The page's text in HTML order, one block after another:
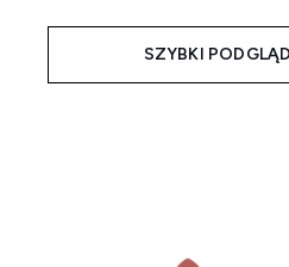
SZYBKI PODGLĄD